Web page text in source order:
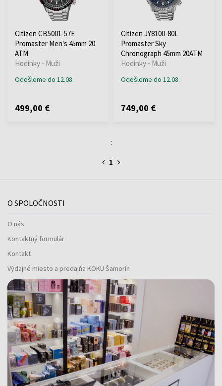
Citizen CB5001-57E
Promaster Men's 45mm 20
ATM
Hodinky - Muži
Odošleme do 12.08.
499,00 €
Citizen JY8100-80L
Promaster Sky
Chronograph 45mm 20ATM
Hodinky - Muži
Odošleme do 12.08.
749,00 €
:
1
O SPOLOČNOSTI
O nás
Kontaktný formulár
Kontakt
Výdajné miesto a predajňa KOKU Šamorín